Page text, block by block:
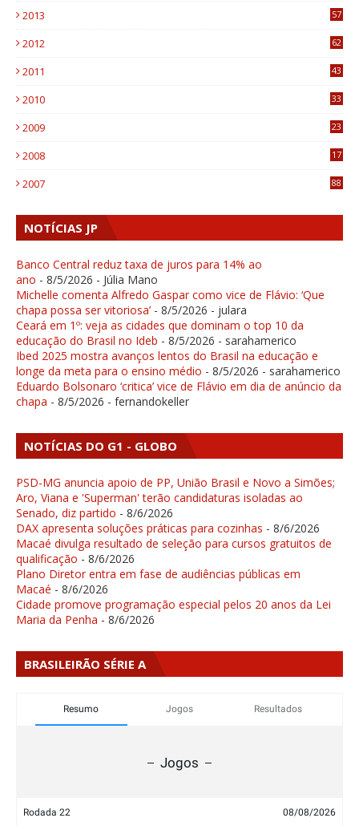
2013
57
2012
62
2011
43
2010
33
2009
23
2008
17
2007 88
NOTÍCIAS JP
Banco Central reduz taxa de juros para 14% ao
ano - 8/5/2026 - Júlia Mano
Michelle comenta Alfredo Gaspar como vice de Flávio: ‘Que
chapa possa ser vitoriosa’ - 8/5/2026 - julara
Ceará em 1º: veja as cidades que dominam o top 10 da
educação do Brasil no Ideb - 8/5/2026 - sarahamerico
Ibed 2025 mostra avanços lentos do Brasil na educação e
longe da meta para o ensino médio - 8/5/2026 - sarahamerico
Eduardo Bolsonaro ‘critica’ vice de Flávio em dia de anúncio da
chapa - 8/5/2026 - fernandokeller
NOTÍCIAS DO G1 - GLOBO
PSD-MG anuncia apoio de PP, União Brasil e Novo a Simões;
Aro, Viana e 'Superman' terão candidaturas isoladas ao
Senado, diz partido - 8/6/2026
DAX apresenta soluções práticas para cozinhas - 8/6/2026
Macaé divulga resultado de seleção para cursos gratuitos de
qualificação - 8/6/2026
Plano Diretor entra em fase de audiências públicas em
Macaé - 8/6/2026
Cidade promove programação especial pelos 20 anos da Lei
Maria da Penha - 8/6/2026
BRASILEIRÃO SÉRIE A
Resumo Jogos Resultados
Jogos
Rodada 22 08/08/2026